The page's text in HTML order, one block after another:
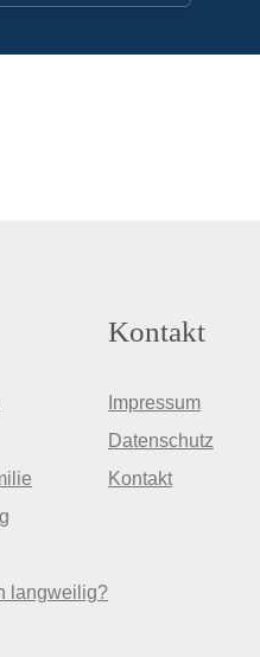
langweilig?
Kontakt
Impressum
Datenschutz
Kontakt